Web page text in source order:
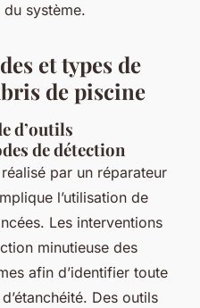
système.
et types de
de piscine
d’outils
de détection
réalisé par un réparateur
l’utilisation de
Les interventions
minutieuse des
afin d’identifier toute
Des outils